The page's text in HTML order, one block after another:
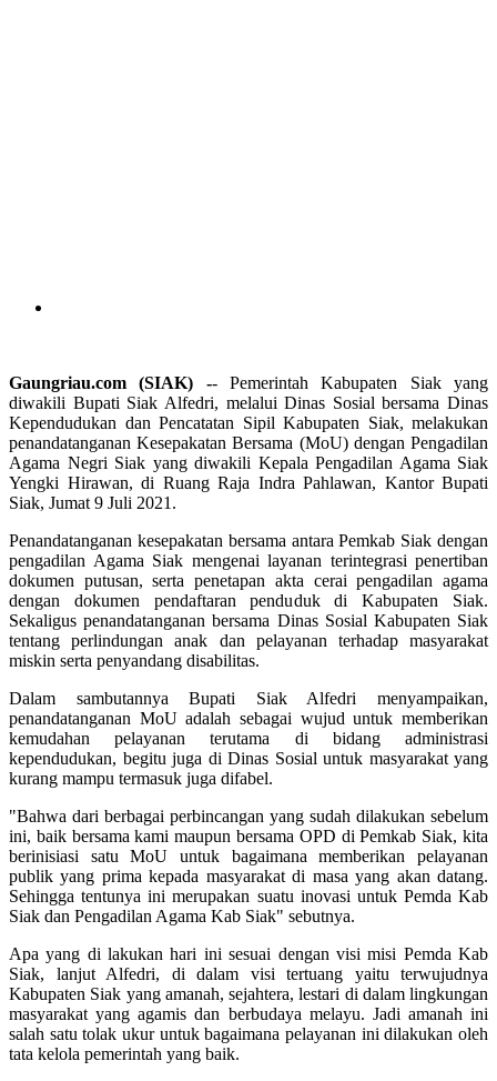
Gaungriau.com (SIAK) -- Pemerintah Kabupaten Siak yang
diwakili Bupati Siak Alfedri, melalui Dinas Sosial bersama Dinas
Kependudukan dan Pencatatan Sipil Kabupaten Siak, melakukan
penandatanganan Kesepakatan Bersama (MoU) dengan Pengadilan
Agama Negri Siak yang diwakili Kepala Pengadilan Agama Siak
Yengki Hirawan, di Ruang Raja Indra Pahlawan, Kantor Bupati
Siak, Jumat 9 Juli 2021.
Penandatanganan kesepakatan bersama antara Pemkab Siak dengan
pengadilan Agama Siak mengenai layanan terintegrasi penertiban
dokumen putusan, serta penetapan akta cerai pengadilan agama
dengan dokumen pendaftaran penduduk di Kabupaten Siak.
Sekaligus penandatanganan bersama Dinas Sosial Kabupaten Siak
tentang perlindungan anak dan pelayanan terhadap masyarakat
miskin serta penyandang disabilitas.
Dalam sambutannya Bupati Siak Alfedri menyampaikan,
penandatanganan MoU adalah sebagai wujud untuk memberikan
kemudahan pelayanan terutama di bidang administrasi
kependudukan, begitu juga di Dinas Sosial untuk masyarakat yang
kurang mampu termasuk juga difabel.
"Bahwa dari berbagai perbincangan yang sudah dilakukan sebelum
ini, baik bersama kami maupun bersama OPD di Pemkab Siak, kita
berinisiasi satu MoU untuk bagaimana memberikan pelayanan
publik yang prima kepada masyarakat di masa yang akan datang.
Sehingga tentunya ini merupakan suatu inovasi untuk Pemda Kab
Siak dan Pengadilan Agama Kab Siak" sebutnya.
Apa yang di lakukan hari ini sesuai dengan visi misi Pemda Kab
Siak, lanjut Alfedri, di dalam visi tertuang yaitu terwujudnya
Kabupaten Siak yang amanah, sejahtera, lestari di dalam lingkungan
masyarakat yang agamis dan berbudaya melayu. Jadi amanah ini
salah satu tolak ukur untuk bagaimana pelayanan ini dilakukan oleh
tata kelola pemerintah yang baik.